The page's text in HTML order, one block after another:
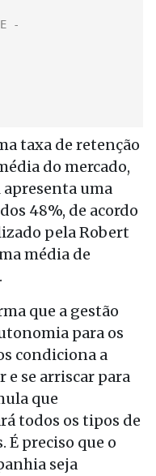
taxa de retenção
do mercado,
uma
48%, de acordo
pela Robert
média de
que a gestão
para os
condiciona a
e se arriscar para
que
todos os tipos de
É preciso que o
seja